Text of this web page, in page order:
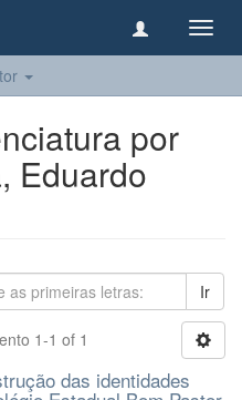
por
Eduardo
Ir
1-1 of 1
das identidades